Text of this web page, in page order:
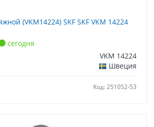
(VKM14224) SKF SKF VKM 14224
сегодня
VKM 14224
Швеция
Код: 251052-53